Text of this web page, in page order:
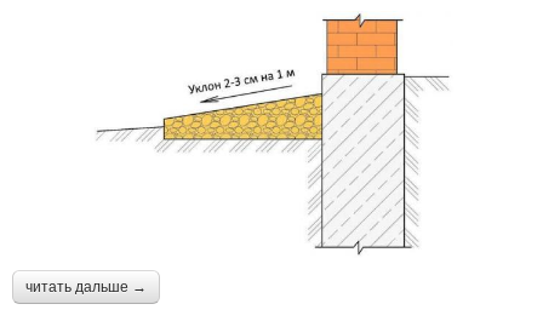
читать дальше →